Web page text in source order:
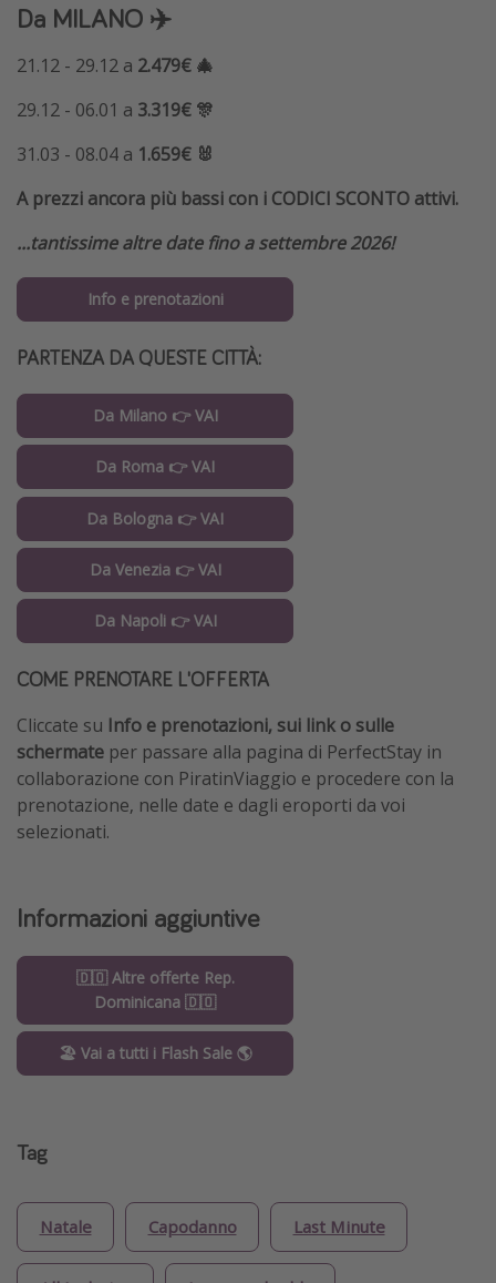
Da MILANO ✈️
21.12 - 29.12 a 2.479€ 🎄
29.12 - 06.01 a 3.319€ 🎊
31.03 - 08.04 a 1.659€ 🐰
A prezzi ancora più bassi con i CODICI SCONTO attivi.
...tantissime altre date fino a settembre 2026!
Info e prenotazioni
PARTENZA DA QUESTE CITTÀ:
Da Milano 👉 VAI
Da Roma 👉 VAI
Da Bologna 👉 VAI
Da Venezia 👉 VAI
Da Napoli 👉 VAI
COME PRENOTARE L'OFFERTA
Cliccate su Info e prenotazioni, sui link o sulle
schermate per passare alla pagina di PerfectStay in
collaborazione con PiratinViaggio e procedere con la
prenotazione, nelle date e dagli eroporti da voi
selezionati.
Informazioni aggiuntive
🇩🇴 Altre offerte Rep.
Dominicana 🇩🇴
🏖️ Vai a tutti i Flash Sale 🌎
Tag
Natale Capodanno Last Minute